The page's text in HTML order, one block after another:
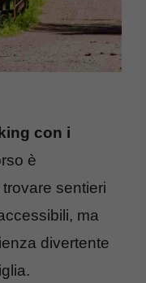
con i
è
sentieri
ma
divertente